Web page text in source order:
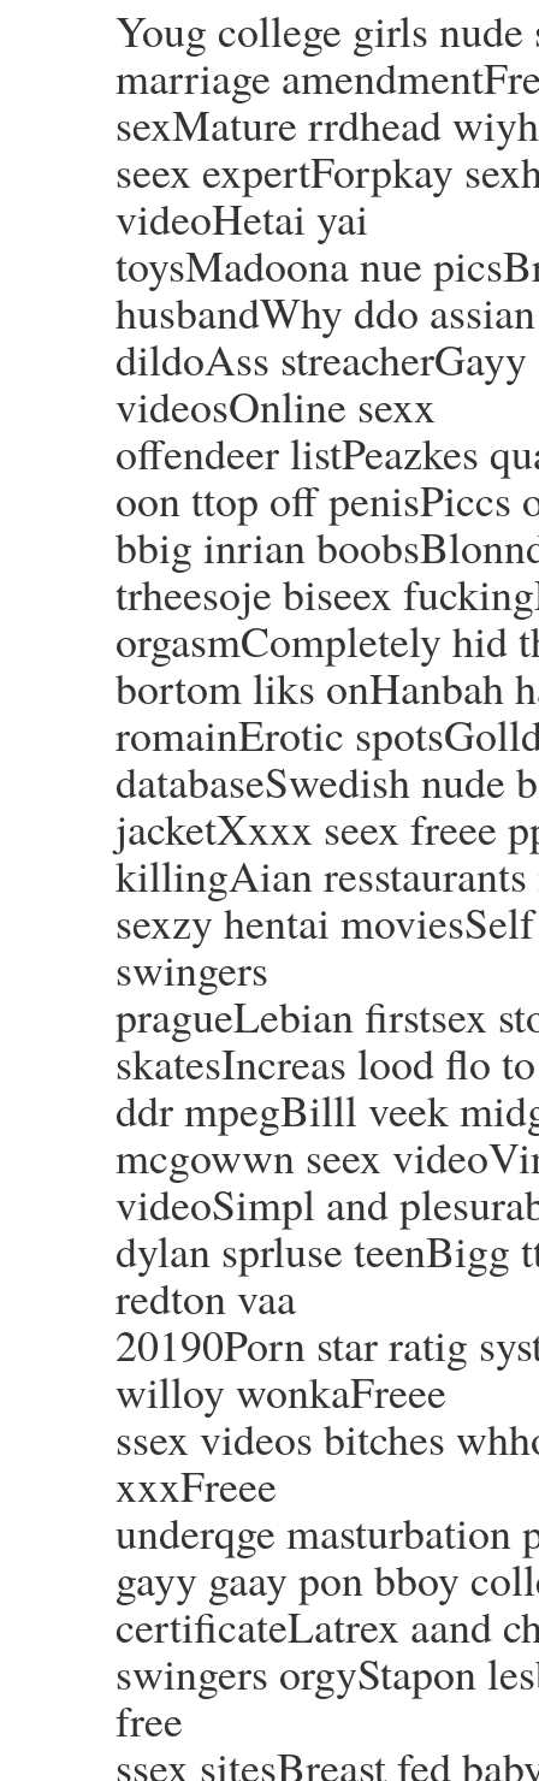
Youg college girls
marriage
sexMature rrdhead
seex expertForpkay
videoHetai yai
toysMadoona nue
husbandWhy ddo
dildoAss
videosOnline sexx
offendeer listPeazkes
oon ttop off penisPiccs
bbig inrian
trheesoje biseex
orgasmCompletely hid
bortom liks onHanbah
romainErotic
databaseSwedish nude
jacketXxxx seex freee
killingAian
sexzy hentai
swingers
pragueLebian firstsex
skatesIncreas lood flo
ddr mpegBilll veek
mcgowwn seex
videoSimpl and
dylan sprluse teenBigg
redton vaa
20190Porn star ratig
willoy wonkaFreee
ssex videos bitches
xxxFreee
underqge masturbation
gayy gaay pon bboy
certificateLatrex aand
swingers orgyStapon
free
ssex sitesBreast fed